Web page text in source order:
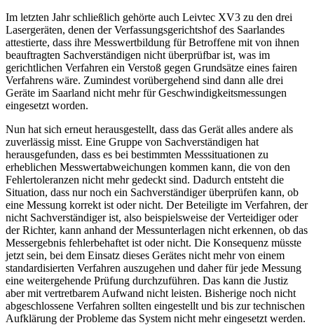
Im letzten Jahr schließlich gehörte auch Leivtec XV3 zu den drei
Lasergeräten, denen der Verfassungsgerichtshof des Saarlandes
attestierte, dass ihre Messwertbildung für Betroffene mit von ihnen
beauftragten Sachverständigen nicht überprüfbar ist, was im
gerichtlichen Verfahren ein Verstoß gegen Grundsätze eines fairen
Verfahrens wäre. Zumindest vorübergehend sind dann alle drei
Geräte im Saarland nicht mehr für Geschwindigkeitsmessungen
eingesetzt worden.
Nun hat sich erneut herausgestellt, dass das Gerät alles andere als
zuverlässig misst. Eine Gruppe von Sachverständigen hat
herausgefunden, dass es bei bestimmten Messsituationen zu
erheblichen Messwertabweichungen kommen kann, die von den
Fehlertoleranzen nicht mehr gedeckt sind. Dadurch entsteht die
Situation, dass nur noch ein Sachverständiger überprüfen kann, ob
eine Messung korrekt ist oder nicht. Der Beteiligte im Verfahren, der
nicht Sachverständiger ist, also beispielsweise der Verteidiger oder
der Richter, kann anhand der Messunterlagen nicht erkennen, ob das
Messergebnis fehlerbehaftet ist oder nicht. Die Konsequenz müsste
jetzt sein, bei dem Einsatz dieses Gerätes nicht mehr von einem
standardisierten Verfahren auszugehen und daher für jede Messung
eine weitergehende Prüfung durchzuführen. Das kann die Justiz
aber mit vertretbarem Aufwand nicht leisten. Bisherige noch nicht
abgeschlossene Verfahren sollten eingestellt und bis zur technischen
Aufklärung der Probleme das System nicht mehr eingesetzt werden.